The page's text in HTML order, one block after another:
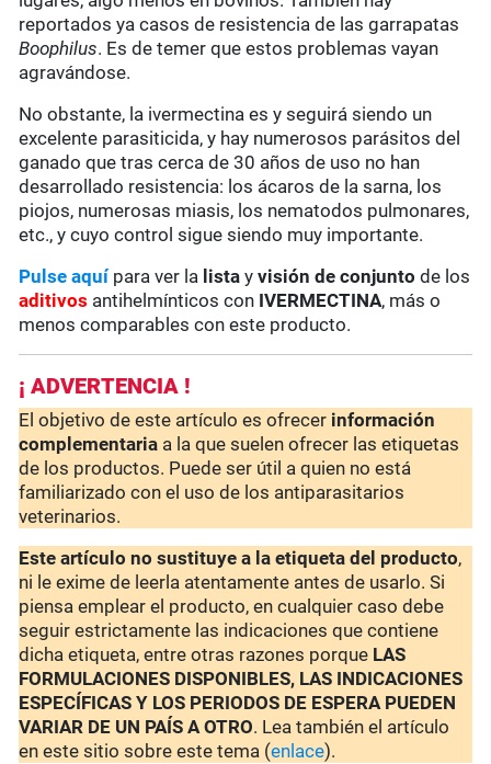
reportados ya casos de resistencia de las garrapatas
Boophilus. Es de temer que estos problemas vayan
agravándose.
No obstante, la ivermectina es y seguirá siendo un
excelente parasiticida, y hay numerosos parásitos del
ganado que tras cerca de 30 años de uso no han
desarrollado resistencia: los ácaros de la sarna, los
piojos, numerosas miasis, los nematodos pulmonares,
etc., y cuyo control sigue siendo muy importante.
Pulse aquípara ver la lista yvisión de conjunto de los
aditivos antihelmínticos con IVERMECTINA, más o
menos comparables con este producto.
¡ ADVERTENCIA !
El objetivo de este artículo es ofrecer información
complementaria a la que suelen ofrecer las etiquetas
de los productos. Puede ser útil a quien no está
familiarizado con el uso de los antiparasitarios
veterinarios.
Este artículo no sustituye a la etiqueta del producto,
ni le exime de leerla atentamente antes de usarlo. Si
piensa emplear el producto, en cualquier caso debe
seguir estrictamente las indicaciones que contiene
dicha etiqueta, entre otras razones porque LAS
FORMULACIONES DISPONIBLES, LAS INDICACIONES
ESPECÍFICAS Y LOS PERIODOS DE ESPERA PUEDEN
VARIAR DE UN PAÍS A OTRO. Lea también el artículo
en este sitio sobre este tema (enlace).